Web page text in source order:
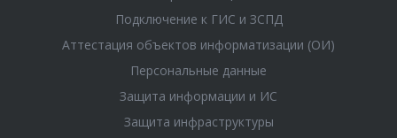
Подключение к ГИС и ЗСПД
Аттестация объектов информатизации (ОИ)
Персональные данные
Защита информации и ИС
Защита инфраструктуры